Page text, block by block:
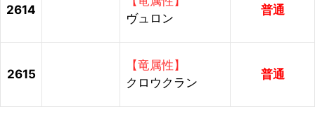
2614
ヴュロン
普通
2615
【竜属性】
クロウクラン
普通